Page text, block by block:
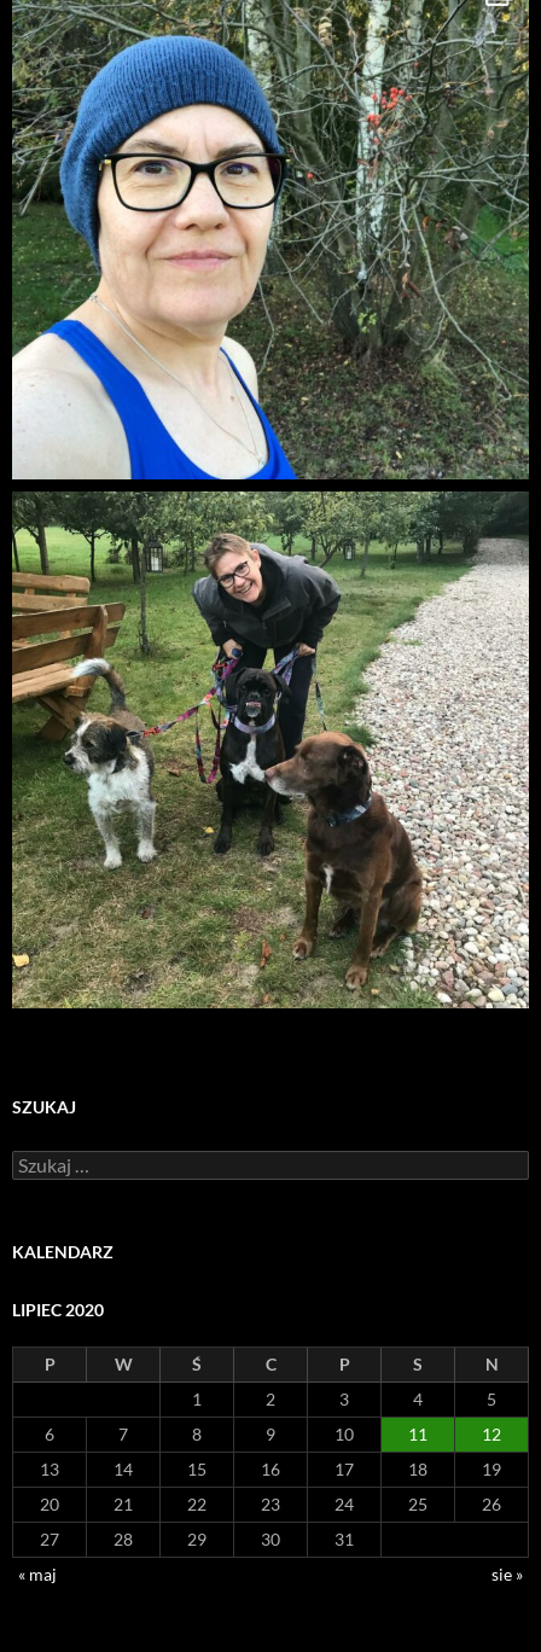
SZUKAJ
Szukaj:
KALENDARZ
LIPIEC 2020
P W Ś C P S
N
1
2 3 4
5
6
7 8 9 10 11
12
13
14 15 16 17 18
19
20
21 22 23 24 25
26
27
28 29 30
31
« maj
sie »